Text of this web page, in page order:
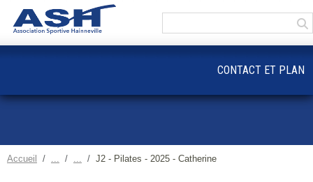
Accueil J2 - Pilates - 2025 - Catherine
CONTACT ET PLAN
Panneau de gestion des cookies